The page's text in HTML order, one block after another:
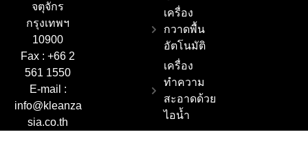
จตุจักร
กรุงเทพฯ
10900
Fax : +66 2
561 1550
E-mail :
info@kleanza
sia.co.th
เครื่อง
กวาดพื้น
อัตโนมัติ
เครื่อง
ทำความ
สะอาดด้วย
ไอน้ำ